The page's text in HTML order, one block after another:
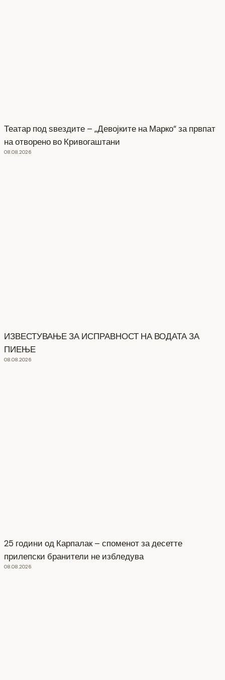
Театар под ѕвездите – „Девојките на Марко“ за првпат
на отворено во Кривогаштани
08.08.2026
ИЗВЕСТУВАЊЕ ЗА ИСПРАВНОСТ НА ВОДАТА ЗА
ПИЕЊЕ
08.08.2026
25 години од Карпалак – споменот за десетте
прилепски бранители не избледува
08.08.2026